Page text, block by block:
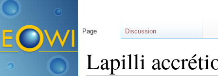
Lapilli
Page Discussion